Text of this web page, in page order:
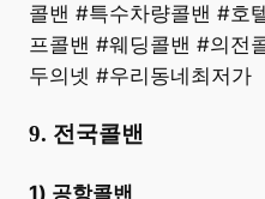
콜밴 #특수차량콜밴 #호
프콜밴 #웨딩콜밴 #의전
두의넷 #우리동네최저가
9. 전국콜밴
1) 공항콜밴